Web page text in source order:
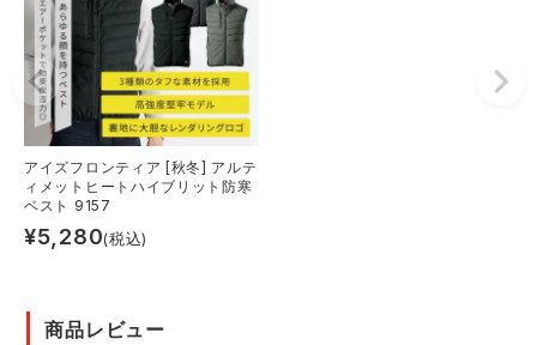
アイズフロンティア [秋冬] アルテ
ィメットヒートハイブリット防寒
ベスト 9157
¥5,280(税込)
商品レビュー